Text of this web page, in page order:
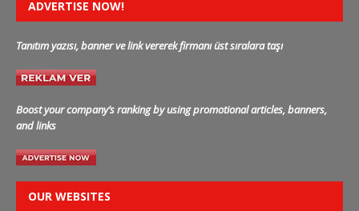
ADVERTISE NOW!
Tanıtım yazısı, banner ve link vererek firmanı üst sıralara taşı
Boost your company’s ranking by using promotional articles, banners,
and links
OUR WEBSITES